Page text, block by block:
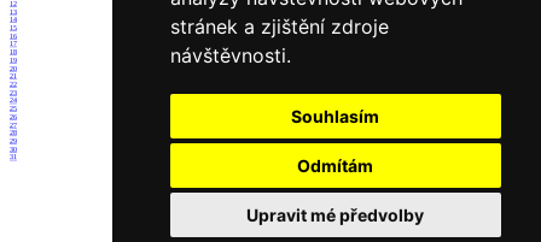
stránek a zjištění zdroje
návštěvnosti.
Souhlasím
Odmítám
Upravit mé předvolby
12
13
14
15
16
17
18
19
20
21
22
23
24
25
26
27
28
29
30
31